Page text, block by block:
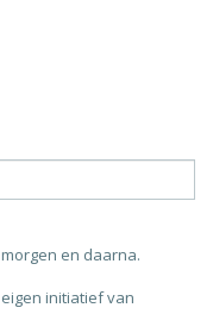
en daarna.
initiatief van